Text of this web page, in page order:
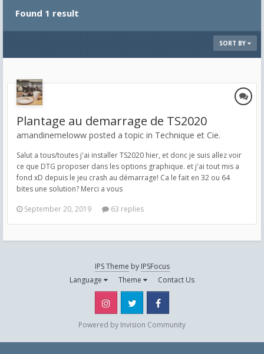
Found 1 result
SORT BY
Plantage au demarrage de TS2020
amandinemeloww posted a topic in Technique et Cie.
Salut a tous/toutes j'ai installer TS2020 hier, et donc je suis allez voir
ce que DTG proposer dans les options graphique. et j'ai tout mis a
fond xD depuis le jeu crash au démarrage! Ca le fait en 32 ou 64
bites une solution? Merci a vous
September 20, 2019
63 replies
IPS Theme by IPSFocus
Language
Theme Contact Us
Instagram Twitter
Powered by Invision Community